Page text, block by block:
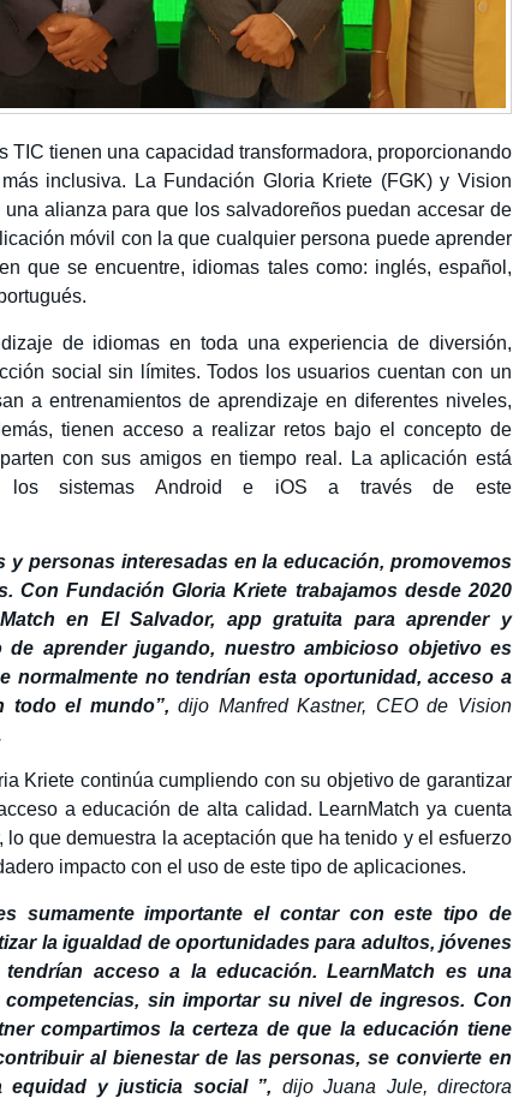
TIC tienen una capacidad transformadora, proporcionando
inclusiva. La Fundación Gloria Kriete (FGK) y Vision
alianza para que los salvadoreños puedan accesar de
móvil con la que cualquier persona puede aprender
que se encuentre, idiomas tales como: inglés, español,
de idiomas en toda una experiencia de diversión,
social sin límites. Todos los usuarios cuentan con un
a entrenamientos de aprendizaje en diferentes niveles,
tienen acceso a realizar retos bajo el concepto de
con sus amigos en tiempo real. La aplicación está
los sistemas Android e iOS a través de este
y personas interesadas en la educación, promovemos
Con Fundación Gloria Kriete trabajamos desde 2020
en El Salvador, app gratuita para aprender y
aprender jugando, nuestro ambicioso objetivo es
normalmente no tendrían esta oportunidad, acceso a
todo el mundo”, dijo Manfred Kastner, CEO de Vision
Kriete continúa cumpliendo con su objetivo de garantizar
a educación de alta calidad. LearnMatch ya cuenta
que demuestra la aceptación que ha tenido y el esfuerzo
impacto con el uso de este tipo de aplicaciones.
sumamente importante el contar con este tipo de
la igualdad de oportunidades para adultos, jóvenes
acceso a la educación. LearnMatch es una
sin importar su nivel de ingresos. Con
compartimos la certeza de que la educación tiene
al bienestar de las personas, se convierte en
equidad y justicia social ”, dijo Juana Jule, directora